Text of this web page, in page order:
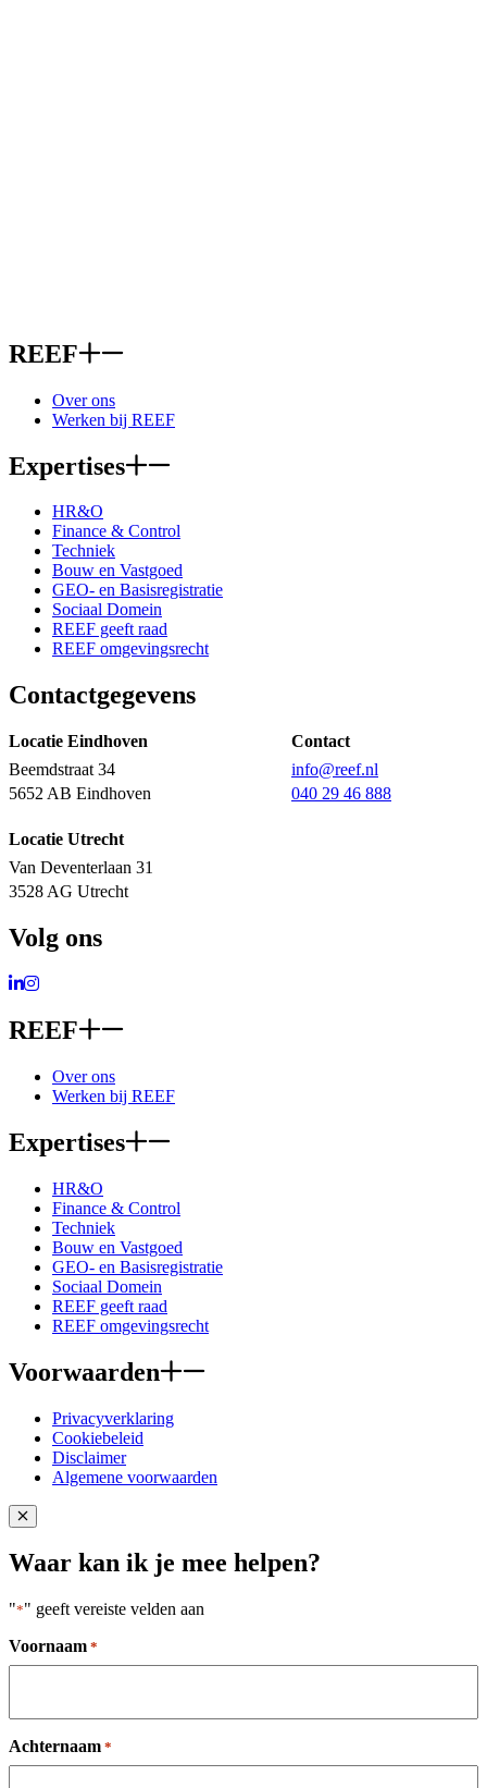
REEF
Over ons
Werken bij REEF
Expertises
HR&O
Finance & Control
Techniek
Bouw en Vastgoed
GEO- en Basisregistratie
Sociaal Domein
REEF geeft raad
REEF omgevingsrecht
Contactgegevens
Locatie Eindhoven
Contact
Beemdstraat 34
info@reef.nl
5652 AB Eindhoven
040 29 46 888
Locatie Utrecht
Van Deventerlaan 31
3528 AG Utrecht
Volg ons
Ga naar LinkedIn
Ga naar Instagram
REEF
Over ons
Werken bij REEF
Expertises
HR&O
Finance & Control
Techniek
Bouw en Vastgoed
GEO- en Basisregistratie
Sociaal Domein
REEF geeft raad
REEF omgevingsrecht
Voorwaarden
Privacyverklaring
Cookiebeleid
Disclaimer
Algemene voorwaarden
Close popup
Waar kan ik je mee helpen?
"*" geeft vereiste velden aan
Voornaam *
Achternaam *